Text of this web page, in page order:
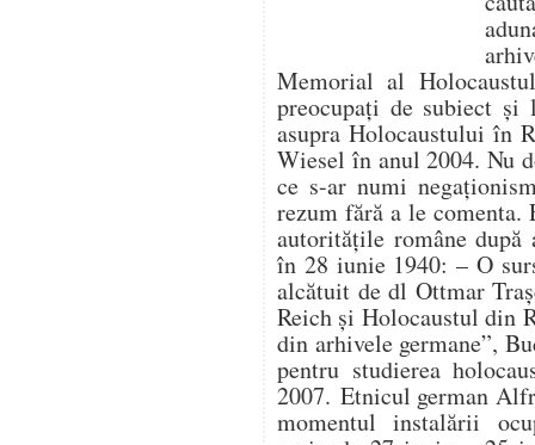
Memorial al
preocupați de subiect
asupra Holocaustului în
Wiesel în anul 2004. Nu
ce s-ar numi
rezum fără a le comenta.
autoritățile române după
în 28 iunie 1940: – O
alcătuit de dl Ottmar
Reich și Holocaustul din
din arhivele germane”,
pentru studierea
2007. Etnicul german
momentul instalării